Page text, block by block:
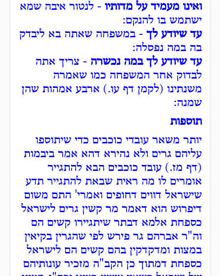
ואינו מעמיד על מדותיו - לנטור איבה שמא
ישתמש בו להנקם:
עד שיודע לך - במשפחה שאתה בא ליבדק
בה במה נפסלה:
עד שיודע לך במה נכשרה - צריך אתה
לבדוק אחר המשפחה כמו שאמרה
משנתינו (לקמן דף עו.) ארבע אמהות שהן
שמנה:
תוספות
יותר משאר עובדי כוכבים כדי שיתוספו
עליהם גרים ולא נהירא דהא אמר ביבמות
(דף מז.) עובד כוכבים הבא להתגייר
אומרים לו מה ראית שבאת להתגייר תדע
שישראל דווים דחופים ואמרי' התם משום
דיפרוש הוא דאמר מר קשין גרים לישראל
כספחת אלמא דבתר שיתגיירו קשים הם
וה"ר אברהם גר פירש לפי שהגרין בקיאין
במצות ומדקדקין בהם קשים הם לישראל
כספחת דמתוך כן הקב"ה מזכיר עונותיהם